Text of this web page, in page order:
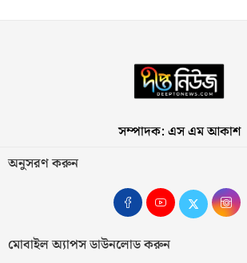
সম্পাদক: এস এম আকাশ
অনুসরণ করুন
মোবাইল অ্যাপস ডাউনলোড করুন